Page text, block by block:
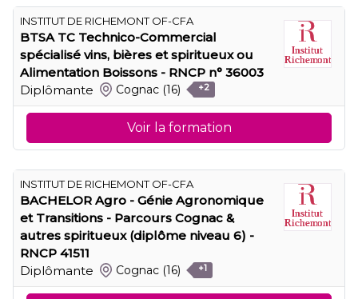
INSTITUT DE RICHEMONT OF-CFA
BTSA TC Technico-Commercial
spécialisé vins, bières et spiritueux ou
Alimentation Boissons - RNCP n° 36003
Diplômante
Cognac (16) +2
Voir la formation
INSTITUT DE RICHEMONT OF-CFA
BACHELOR Agro - Génie Agronomique
et Transitions - Parcours Cognac &
autres spiritueux (diplôme niveau 6) -
RNCP 41511
Diplômante
Cognac (16) +1